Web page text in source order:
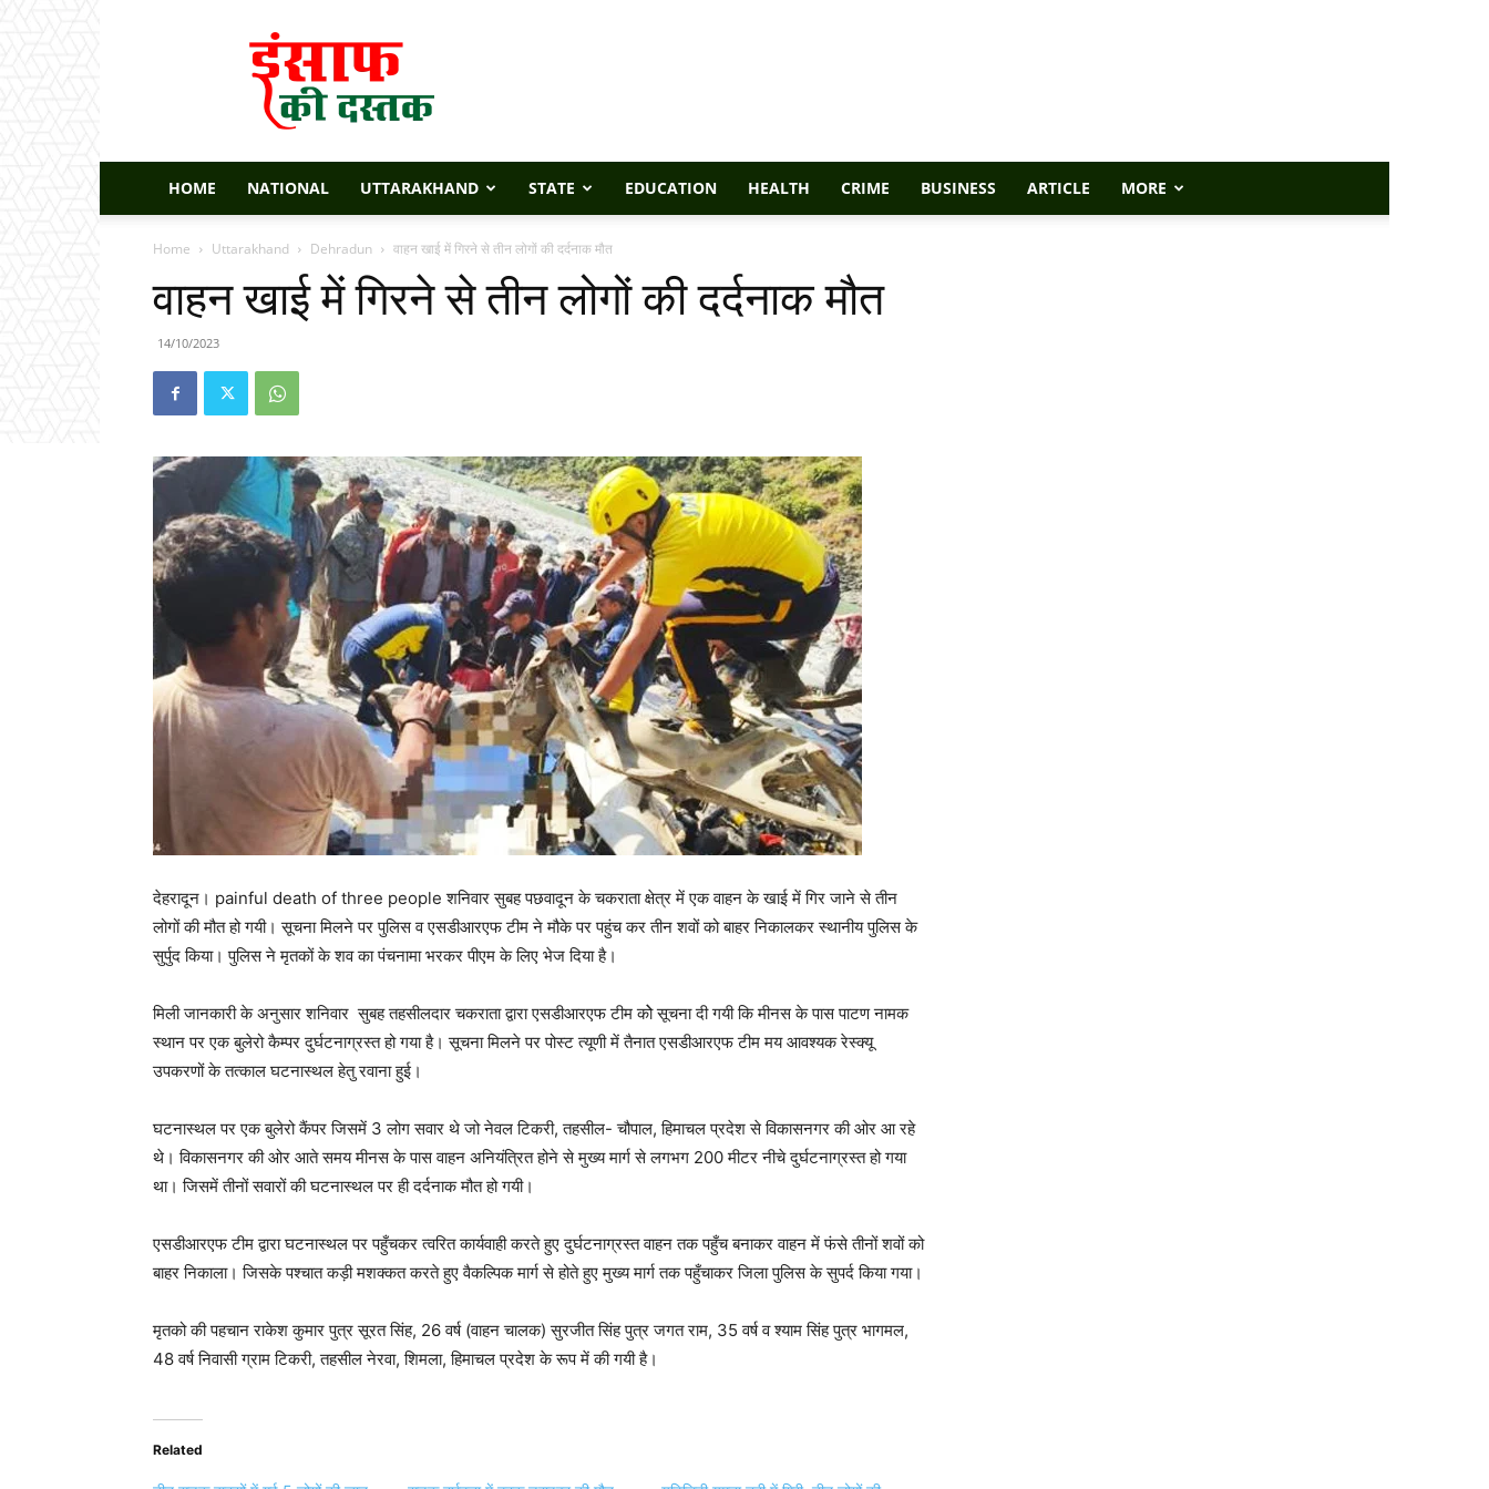
Insaaf
Ki
Dastak
HOME NATIONAL UTTARAKHAND STATE EDUCATION HEALTH CRIME BUSINESS ARTICLE MORE
Home Uttarakhand Dehradun वाहन खाई में गिरने से तीन लोगों की दर्दनाक मौत
वाहन खाई में गिरने से तीन लोगों की दर्दनाक मौत
14/10/2023
देहरादून। painful death of three people शनिवार सुबह पछवादून के चकराता क्षेत्र में एक वाहन के खाई में गिर जाने से तीन
लोगों की मौत हो गयी। सूचना मिलने पर पुलिस व एसडीआरएफ टीम ने मौके पर पहुंच कर तीन शवों को बाहर निकालकर स्थानीय पुलिस के
सुर्पुद किया। पुलिस ने मृतकों के शव का पंचनामा भरकर पीएम के लिए भेज दिया है।
मिली जानकारी के अनुसार शनिवार सुबह तहसीलदार चकराता द्वारा एसडीआरएफ टीम कोे सूचना दी गयी कि मीनस के पास पाटण नामक
स्थान पर एक बुलेरो कैम्पर दुर्घटनाग्रस्त हो गया है। सूचना मिलने पर पोस्ट त्यूणी में तैनात एसडीआरएफ टीम मय आवश्यक रेस्क्यू
उपकरणों के तत्काल घटनास्थल हेतु रवाना हुई।
घटनास्थल पर एक बुलेरो कैंपर जिसमें 3 लोग सवार थे जो नेवल टिकरी, तहसील- चौपाल, हिमाचल प्रदेश से विकासनगर की ओर आ रहे
थे। विकासनगर की ओर आते समय मीनस के पास वाहन अनियंत्रित होने से मुख्य मार्ग से लगभग 200 मीटर नीचे दुर्घटनाग्रस्त हो गया
था। जिसमें तीनों सवारों की घटनास्थल पर ही दर्दनाक मौत हो गयी।
एसडीआरएफ टीम द्वारा घटनास्थल पर पहुँचकर त्वरित कार्यवाही करते हुए दुर्घटनाग्रस्त वाहन तक पहुँच बनाकर वाहन में फंसे तीनों शवों को
बाहर निकाला। जिसके पश्चात कड़ी मशक्कत करते हुए वैकल्पिक मार्ग से होते हुए मुख्य मार्ग तक पहुँचाकर जिला पुलिस के सुपर्द किया गया।
मृतको की पहचान राकेश कुमार पुत्र सूरत सिंह, 26 वर्ष (वाहन चालक) सुरजीत सिंह पुत्र जगत राम, 35 वर्ष व श्याम सिंह पुत्र भागमल,
48 वर्ष निवासी ग्राम टिकरी, तहसील नेरवा, शिमला, हिमाचल प्रदेश के रूप में की गयी है।
Related